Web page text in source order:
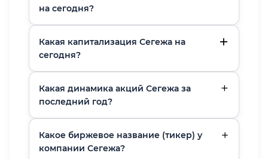
на сегодня?
Какая капитализация Сегежа на
сегодня?
Какая динамика акций Сегежа за
последний год?
Какое биржевое название (тикер) у
компании Сегежа?